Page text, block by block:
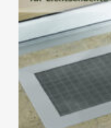
Es